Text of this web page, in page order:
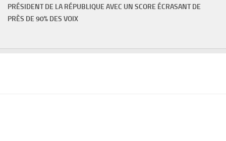
PRÉSIDENT DE LA RÉPUBLIQUE AVEC UN SCORE ÉCRASANT DE
PRÈS DE 90% DES VOIX